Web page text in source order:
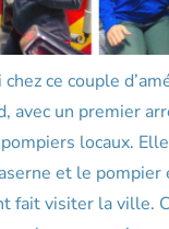
ce couple
avec un premier
locaux.
et le pompier
fait visiter la ville.